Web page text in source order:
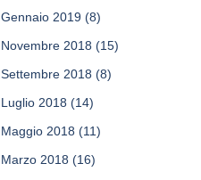
Gennaio 2019 (8)
Novembre 2018 (15)
Settembre 2018 (8)
Luglio 2018 (14)
Maggio 2018 (11)
Marzo 2018 (16)